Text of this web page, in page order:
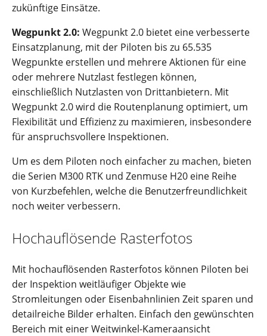
zukünftige Einsätze.
Wegpunkt 2.0: Wegpunkt 2.0 bietet eine verbesserte
Einsatzplanung, mit der Piloten bis zu 65.535
Wegpunkte erstellen und mehrere Aktionen für eine
oder mehrere Nutzlast festlegen können,
einschließlich Nutzlasten von Drittanbietern. Mit
Wegpunkt 2.0 wird die Routenplanung optimiert, um
Flexibilität und Effizienz zu maximieren, insbesondere
für anspruchsvollere Inspektionen.
Um es dem Piloten noch einfacher zu machen, bieten
die Serien M300 RTK und Zenmuse H20 eine Reihe
von Kurzbefehlen, welche die Benutzerfreundlichkeit
noch weiter verbessern.
Hochauflösende Rasterfotos
Mit hochauflösenden Rasterfotos können Piloten bei
der Inspektion weitläufiger Objekte wie
Stromleitungen oder Eisenbahnlinien Zeit sparen und
detailreiche Bilder erhalten. Einfach den gewünschten
Bereich mit einer Weitwinkel-Kameraansicht